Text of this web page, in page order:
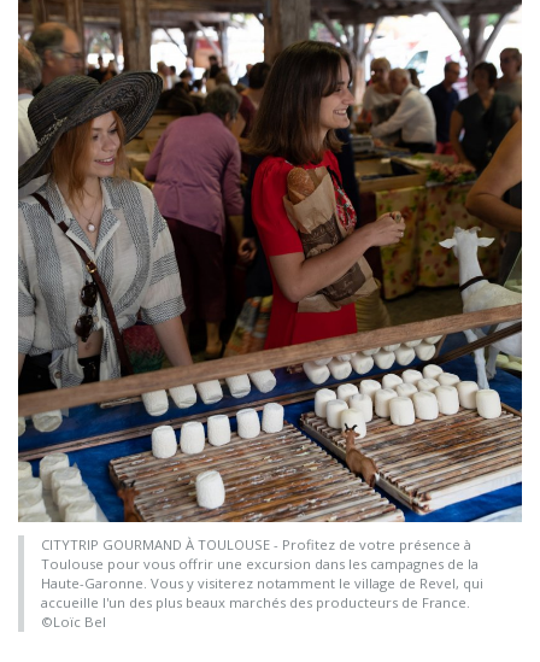
CITYTRIP GOURMAND À TOULOUSE - Profitez de votre présence à
Toulouse pour vous offrir une excursion dans les campagnes de la
Haute-Garonne. Vous y visiterez notamment le village de Revel, qui
accueille l'un des plus beaux marchés des producteurs de France.
©Loïc Bel